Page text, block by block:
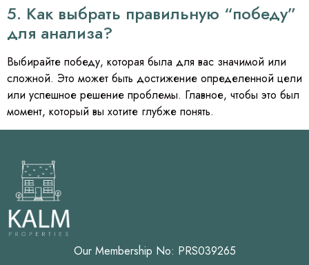
5. Как выбрать правильную “победу”
для анализа?
Выбирайте победу, которая была для вас значимой или
сложной. Это может быть достижение определенной цели
или успешное решение проблемы. Главное, чтобы это был
момент, который вы хотите глубже понять.
Our Membership No: PRS039265